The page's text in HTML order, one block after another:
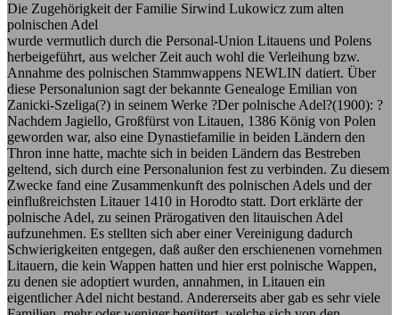
Die Zugehörigkeit der Familie Sirwind Lukowicz zum alten
polnischen Adel
wurde vermutlich durch die Personal-Union Litauens und Polens
herbeigeführt, aus welcher Zeit auch wohl die Verleihung bzw.
Annahme des polnischen Stammwappens NEWLIN datiert. Über
diese Personalunion sagt der bekannte Genealoge Emilian von
Zanicki-Szeliga(?) in seinem Werke ?Der polnische Adel?(1900): ?
Nachdem Jagiello, Großfürst von Litauen, 1386 König von Polen
geworden war, also eine Dynastiefamilie in beiden Ländern den
Thron inne hatte, machte sich in beiden Ländern das Bestreben
geltend, sich durch eine Personalunion fest zu verbinden. Zu diesem
Zwecke fand eine Zusammenkunft des polnischen Adels und der
einflußreichsten Litauer 1410 in Horodto statt. Dort erklärte der
polnische Adel, zu seinen Prärogativen den litauischen Adel
aufzunehmen. Es stellten sich aber einer Vereinigung dadurch
Schwierigkeiten entgegen, daß außer den erschienenen vornehmen
Litauern, die kein Wappen hatten und hier erst polnische Wappen,
zu denen sie adoptiert wurden, annahmen, in Litauen ein
eigentlicher Adel nicht bestand. Andererseits aber gab es sehr viele